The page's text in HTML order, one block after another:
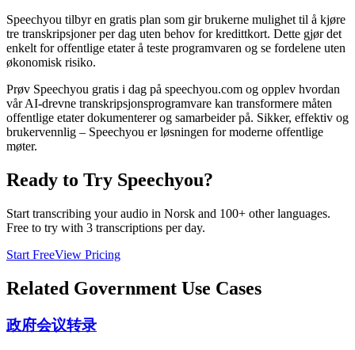
Speechyou tilbyr en gratis plan som gir brukerne mulighet til å kjøre
tre transkripsjoner per dag uten behov for kredittkort. Dette gjør det
enkelt for offentlige etater å teste programvaren og se fordelene uten
økonomisk risiko.
Prøv Speechyou gratis i dag på speechyou.com og opplev hvordan
vår AI-drevne transkripsjonsprogramvare kan transformere måten
offentlige etater dokumenterer og samarbeider på. Sikker, effektiv og
brukervennlig – Speechyou er løsningen for moderne offentlige
møter.
Ready to Try Speechyou?
Start transcribing your audio in Norsk and 100+ other languages.
Free to try with 3 transcriptions per day.
Start FreeView Pricing
Related Government Use Cases
政府会议转录